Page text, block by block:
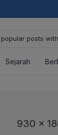
popular posts
Sejarah
930 x